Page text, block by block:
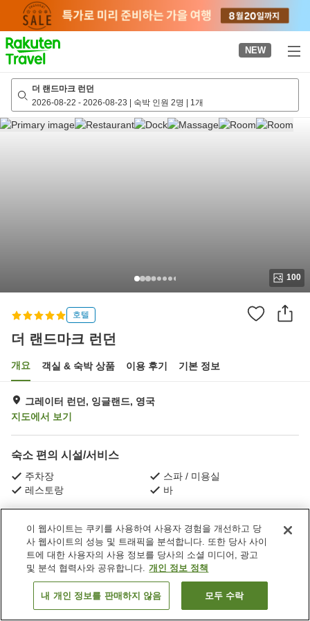
page
NEW
더 랜드마크 런던
2026-08-22 - 2026-08-23 | 숙박 인원 2명 | 1개
100
호텔
더 랜드마크 런던
개요 객실 & 숙박 상품 이용 후기 기본 정보
그레이터 런던, 잉글랜드, 영국
지도에서 보기
숙소 편의 시설/서비스
주차장
스파 / 미용실
레스토랑
바
영국 잉글랜드 그레이터 런던 더 랜드마크 런던
객실 보기
이 웹사이트는 쿠키를 사용하여 사용자 경험을 개선하고 당
사 웹사이트의 성능 및 트래픽을 분석합니다. 또한 당사 사이
트에 대한 사용자의 사용 정보를 당사의 소셜 미디어, 광고
및 분석 협력사와 공유합니다. 개인 정보 정책
내 개인 정보를 판매하지 않음 모두 수락